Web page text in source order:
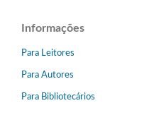
Informações
Para Leitores
Para Autores
Para Bibliotecários